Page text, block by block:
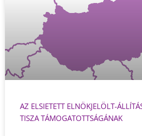
AZ ELSIETETT ELNÖKJELÖLT-
TISZA TÁMOGATOTTSÁGÁNAK